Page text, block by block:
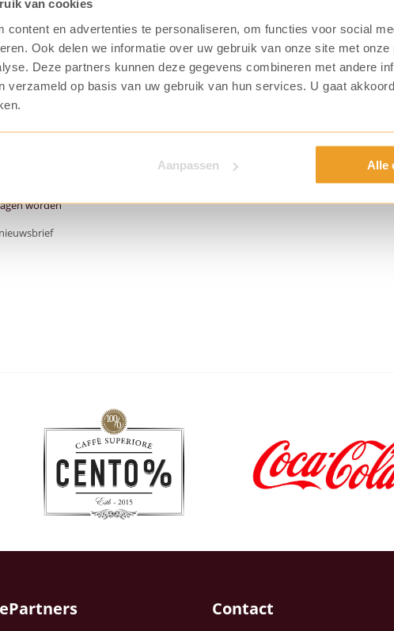
van cookies
content en advertenties te personaliseren, om functies voor social
Ook delen we informatie over uw gebruik van onze site met
Deze partners kunnen deze gegevens combineren met andere
verzameld op basis van uw gebruik van hun services. U gaat
Aanpassen Alle
worden
Contact